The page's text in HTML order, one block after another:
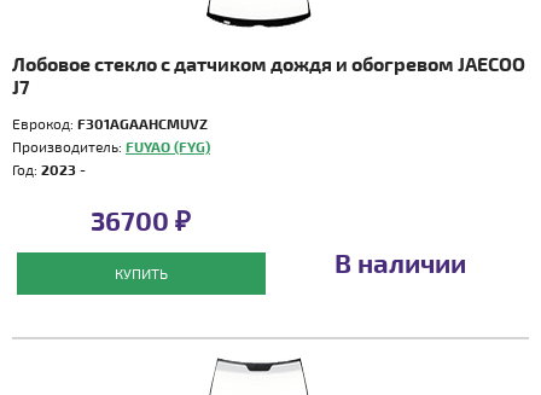
Лобовое стекло с датчиком дождя и обогревом JAECOO
J7
Еврокод: F301AGAAHCMUVZ
Производитель: FUYAO (FYG)
Год: 2023 -
36700 ₽
КУПИТЬ В наличии